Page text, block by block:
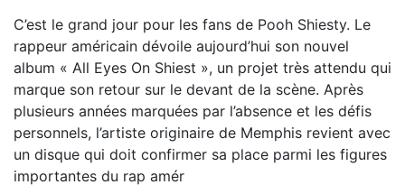
C’est le grand jour pour les fans de Pooh Shiesty. Le
rappeur américain dévoile aujourd’hui son nouvel
album « All Eyes On Shiest », un projet très attendu qui
marque son retour sur le devant de la scène. Après
plusieurs années marquées par l’absence et les défis
personnels, l’artiste originaire de Memphis revient avec
un disque qui doit confirmer sa place parmi les figures
importantes du rap amér